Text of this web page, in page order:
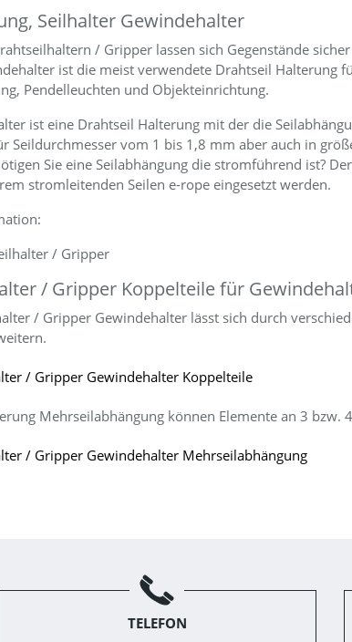
Seilhalter Gewindehalter
/ Gripper lassen sich Gegenstände
ist die meist verwendete Drahtseil Halterung
Pendelleuchten und Objekteinrichtung.
ist eine Drahtseil Halterung mit der die
Seildurchmesser vom 1 bis 1,8 mm aber auch in
Sie eine Seilabhängung die stromführend ist?
stromleitenden Seilen e-rope eingesetzt werden.
/ Gripper
/ Gripper Koppelteile für
/ Gripper Gewindehalter lässt sich durch
/ Gripper Gewindehalter Koppelteile
Mehrseilabhängung können Elemente an 3 bzw.
/ Gripper Gewindehalter Mehrseilabhängung
TELEFON